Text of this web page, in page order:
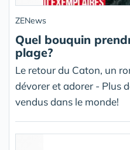
ZENews
Quel bouquin
plage?
Le retour du Caton, un
dévorer et adorer - Plus
vendus dans le monde!